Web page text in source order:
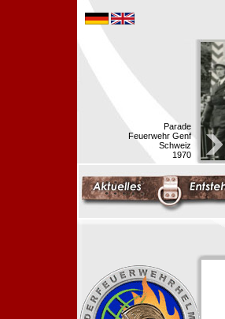
Parade
Feuerwehr Genf
Schweiz
1970